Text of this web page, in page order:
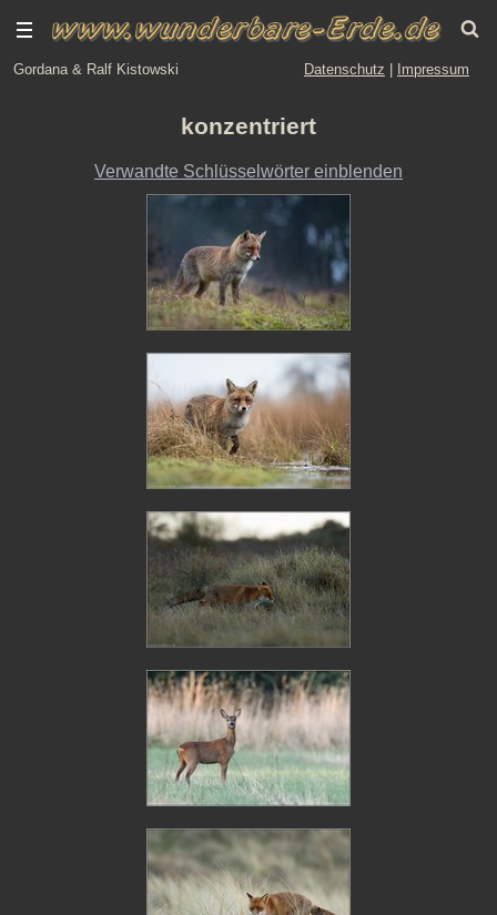
Gordana & Ralf Kistowski Datenschutz Impressum
konzentriert
Verwandte Schlüsselwörter einblenden